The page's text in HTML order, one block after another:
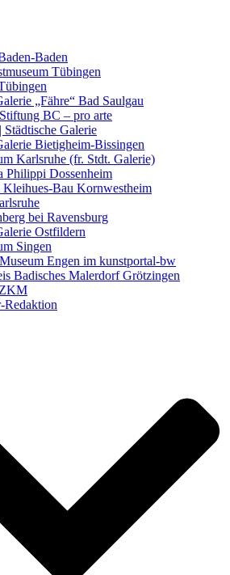
Ausschreibungen für Künstler
Baden
Tübingen
„Fähre“ Bad Saulgau
BC – pro arte
Galerie
Bietigheim-Bissingen
Karlsruhe (fr. Stdt. Galerie)
Philippi Dossenheim
Kleihues-Bau Kornwestheim
bei Ravensburg
Ostfildern
Singen
Engen im kunstportal-bw
Badisches Malerdorf Grötzingen